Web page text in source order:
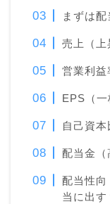
まずは
売上（上
営業利益
EPS（一
自己資本
配当金（
配当性
当に出す